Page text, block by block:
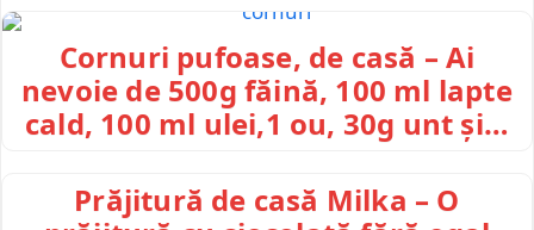
Cornuri pufoase, de casă – Ai
nevoie de 500g făină, 100 ml lapte
cald, 100 ml ulei,1 ou, 30g unt și…
Prăjitură de casă Milka – O